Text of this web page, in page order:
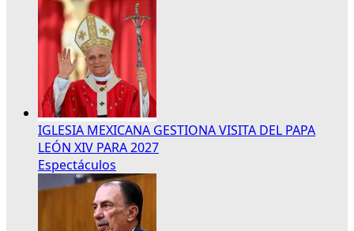
IGLESIA MEXICANA GESTIONA VISITA DEL PAPA
LEÓN XIV PARA 2027
Espectáculos